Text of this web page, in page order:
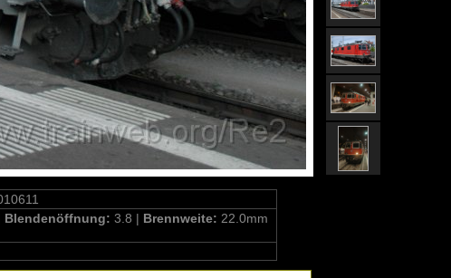
Blendenöffnung: 3.8 | Brennweite: 22.0mm